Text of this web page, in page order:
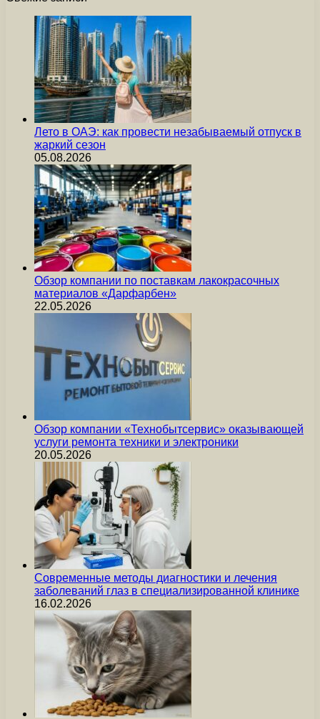
Лето в ОАЭ: как провести незабываемый отпуск в
жаркий сезон
05.08.2026
Обзор компании по поставкам лакокрасочных
материалов «Дарфарбен»
22.05.2026
Обзор компании «Технобытсервис» оказывающей
услуги ремонта техники и электроники
20.05.2026
Современные методы диагностики и лечения
заболеваний глаз в специализированной клинике
16.02.2026